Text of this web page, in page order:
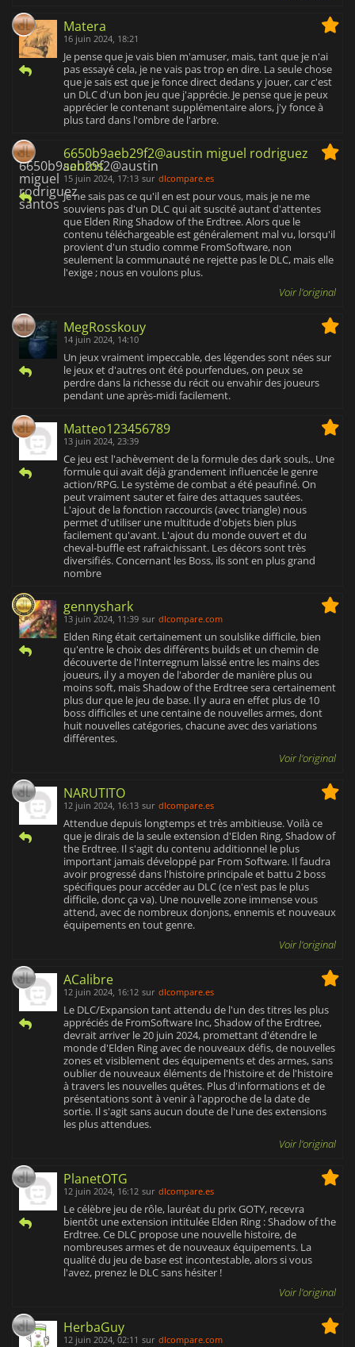
Matera
16 juin 2024, 18:21
Je pense que je vais bien m'amuser, mais, tant que je n'ai
pas essayé cela, je ne vais pas trop en dire. La seule chose
que je sais est que je fonce direct dedans y jouer, car c'est
un DLC d'un bon jeu que j'apprécie. Je pense que je peux
apprécier le contenant supplémentaire alors, j'y fonce à
plus tard dans l'ombre de l'arbre.
6650b9aeb29f2@austin miguel rodriguez
santos
15 juin 2024, 17:13 sur dlcompare.es
Je ne sais pas ce qu'il en est pour vous, mais je ne me
souviens pas d'un DLC qui ait suscité autant d'attentes
que Elden Ring Shadow of the Erdtree. Alors que le
contenu téléchargeable est généralement mal vu, lorsqu'il
provient d'un studio comme FromSoftware, non
seulement la communauté ne rejette pas le DLC, mais elle
l'exige ; nous en voulons plus.
Voir l'original
MegRosskouy
14 juin 2024, 14:10
Un jeux vraiment impeccable, des légendes sont nées sur
le jeux et d'autres ont été pourfendues, on peux se
perdre dans la richesse du récit ou envahir des joueurs
pendant une après-midi facilement.
Matteo123456789
13 juin 2024, 23:39
Ce jeu est l'achèvement de la formule des dark souls,. Une
formule qui avait déjà grandement influencée le genre
action/RPG. Le système de combat a été peaufiné. On
peut vraiment sauter et faire des attaques sautées.
L'ajout de la fonction raccourcis (avec triangle) nous
permet d'utiliser une multitude d'objets bien plus
facilement qu'avant. L'ajout du monde ouvert et du
cheval-buffle est rafraichissant. Les décors sont très
diversifiés. Concernant les Boss, ils sont en plus grand
nombre
gennyshark
13 juin 2024, 11:39 sur dlcompare.com
Elden Ring était certainement un soulslike difficile, bien
qu'entre le choix des différents builds et un chemin de
découverte de l'Interregnum laissé entre les mains des
joueurs, il y a moyen de l'aborder de manière plus ou
moins soft, mais Shadow of the Erdtree sera certainement
plus dur que le jeu de base. Il y aura en effet plus de 10
boss difficiles et une centaine de nouvelles armes, dont
huit nouvelles catégories, chacune avec des variations
différentes.
Voir l'original
NARUTITO
12 juin 2024, 16:13 sur dlcompare.es
Attendue depuis longtemps et très ambitieuse. Voilà ce
que je dirais de la seule extension d'Elden Ring, Shadow of
the Erdtree. Il s'agit du contenu additionnel le plus
important jamais développé par From Software. Il faudra
avoir progressé dans l'histoire principale et battu 2 boss
spécifiques pour accéder au DLC (ce n'est pas le plus
difficile, donc ça va). Une nouvelle zone immense vous
attend, avec de nombreux donjons, ennemis et nouveaux
équipements en tout genre.
Voir l'original
ACalibre
12 juin 2024, 16:12 sur dlcompare.es
Le DLC/Expansion tant attendu de l'un des titres les plus
appréciés de FromSoftware Inc, Shadow of the Erdtree,
devrait arriver le 20 juin 2024, promettant d'étendre le
monde d'Elden Ring avec de nouveaux défis, de nouvelles
zones et visiblement des équipements et des armes, sans
oublier de nouveaux éléments de l'histoire et de l'histoire
à travers les nouvelles quêtes. Plus d'informations et de
présentations sont à venir à l'approche de la date de
sortie. Il s'agit sans aucun doute de l'une des extensions
les plus attendues.
Voir l'original
PlanetOTG
12 juin 2024, 16:12 sur dlcompare.es
Le célèbre jeu de rôle, lauréat du prix GOTY, recevra
bientôt une extension intitulée Elden Ring : Shadow of the
Erdtree. Ce DLC propose une nouvelle histoire, de
nombreuses armes et de nouveaux équipements. La
qualité du jeu de base est incontestable, alors si vous
l'avez, prenez le DLC sans hésiter !
Voir l'original
HerbaGuy
12 juin 2024, 02:11 sur dlcompare.com